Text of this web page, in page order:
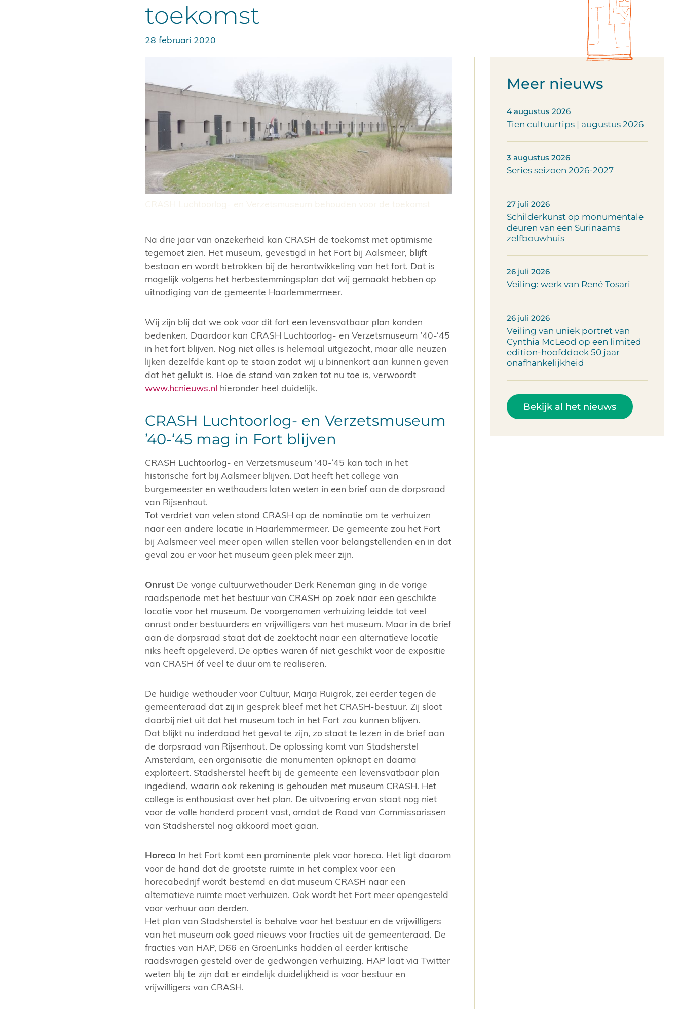
toekomst
28 februari 2020
Na drie jaar van onzekerheid kan CRASH de toekomst met optimisme
tegemoet zien. Het museum, gevestigd in het Fort bij Aalsmeer, blijft
bestaan en wordt betrokken bij de herontwikkeling van het fort. Dat is
mogelijk volgens het herbestemmingsplan dat wij gemaakt hebben op
uitnodiging van de gemeente Haarlemmermeer.
Wij zijn blij dat we ook voor dit fort een levensvatbaar plan konden
bedenken. Daardoor kan CRASH Luchtoorlog- en Verzetsmuseum ’40-‘45
in het fort blijven. Nog niet alles is helemaal uitgezocht, maar alle neuzen
lijken dezelfde kant op te staan zodat wij u binnenkort aan kunnen geven
dat het gelukt is. Hoe de stand van zaken tot nu toe is, verwoordt
www.hcnieuws.nl hieronder heel duidelijk.
CRASH Luchtoorlog- en Verzetsmuseum
’40-‘45 mag in Fort blijven
CRASH Luchtoorlog- en Verzetsmuseum ’40-‘45 kan toch in het
historische fort bij Aalsmeer blijven. Dat heeft het college van
burgemeester en wethouders laten weten in een brief aan de dorpsraad
van Rijsenhout.
Tot verdriet van velen stond CRASH op de nominatie om te verhuizen
naar een andere locatie in Haarlemmermeer. De gemeente zou het Fort
bij Aalsmeer veel meer open willen stellen voor belangstellenden en in dat
geval zou er voor het museum geen plek meer zijn.
Onrust De vorige cultuurwethouder Derk Reneman ging in de vorige
raadsperiode met het bestuur van CRASH op zoek naar een geschikte
locatie voor het museum. De voorgenomen verhuizing leidde tot veel
onrust onder bestuurders en vrijwilligers van het museum. Maar in de brief
aan de dorpsraad staat dat de zoektocht naar een alternatieve locatie
niks heeft opgeleverd. De opties waren óf niet geschikt voor de expositie
van CRASH óf veel te duur om te realiseren.
De huidige wethouder voor Cultuur, Marja Ruigrok, zei eerder tegen de
gemeenteraad dat zij in gesprek bleef met het CRASH-bestuur. Zij sloot
daarbij niet uit dat het museum toch in het Fort zou kunnen blijven.
Dat blijkt nu inderdaad het geval te zijn, zo staat te lezen in de brief aan
de dorpsraad van Rijsenhout. De oplossing komt van Stadsherstel
Amsterdam, een organisatie die monumenten opknapt en daarna
exploiteert. Stadsherstel heeft bij de gemeente een levensvatbaar plan
ingediend, waarin ook rekening is gehouden met museum CRASH. Het
college is enthousiast over het plan. De uitvoering ervan staat nog niet
voor de volle honderd procent vast, omdat de Raad van Commissarissen
van Stadsherstel nog akkoord moet gaan.
Horeca In het Fort komt een prominente plek voor horeca. Het ligt daarom
voor de hand dat de grootste ruimte in het complex voor een
horecabedrijf wordt bestemd en dat museum CRASH naar een
alternatieve ruimte moet verhuizen. Ook wordt het Fort meer opengesteld
voor verhuur aan derden.
Het plan van Stadsherstel is behalve voor het bestuur en de vrijwilligers
van het museum ook goed nieuws voor fracties uit de gemeenteraad. De
fracties van HAP, D66 en GroenLinks hadden al eerder kritische
raadsvragen gesteld over de gedwongen verhuizing. HAP laat via Twitter
weten blij te zijn dat er eindelijk duidelijkheid is voor bestuur en
vrijwilligers van CRASH.
Meer nieuws
4 augustus 2026
Tien cultuurtips | augustus 2026
3 augustus 2026
Series seizoen 2026-2027
27 juli 2026
Schilderkunst op monumentale
deuren van een Surinaams
zelfbouwhuis
26 juli 2026
Veiling: werk van René Tosari
26 juli 2026
Veiling van uniek portret van
Cynthia McLeod op een limited
edition-hoofddoek 50 jaar
onafhankelijkheid
Bekijk al het nieuws